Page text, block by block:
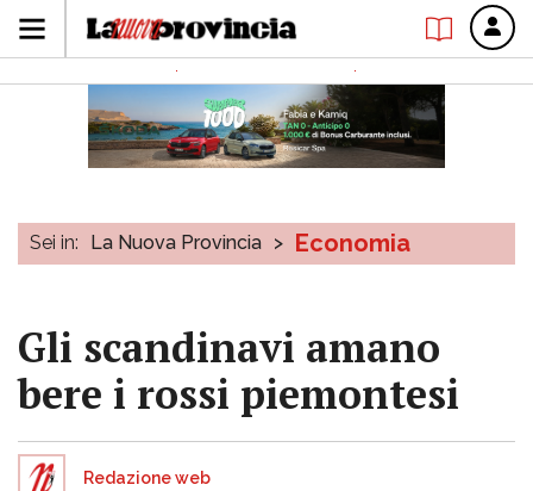
Sei in: La Nuova Provincia > Economia
Gli scandinavi amano
bere i rossi piemontesi
Redazione web